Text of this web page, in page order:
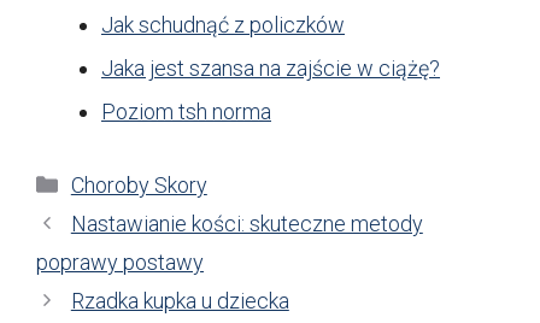
Jak schudnąć z policzków
Jaka jest szansa na zajście w ciążę?
Poziom tsh norma
Kategorie
Choroby Skory
Nastawianie kości: skuteczne metody
poprawy postawy
Rzadka kupka u dziecka